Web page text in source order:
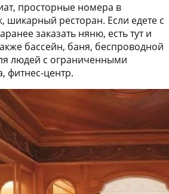
просторные номера в
шикарный ресторан. Если едете с
заказать няню, есть тут и
бассейн, баня, беспроводной
людей с ограниченными
фитнес-центр.